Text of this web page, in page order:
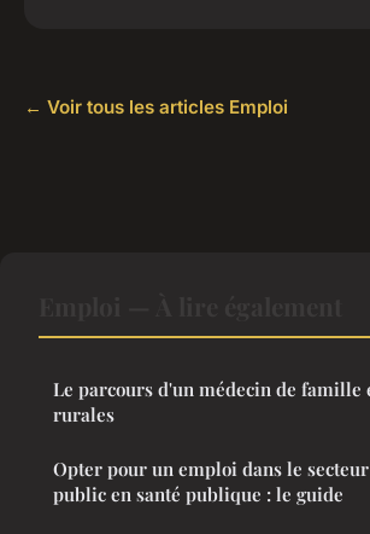
← Voir tous les articles Emploi
Le parcours d'un médecin de famille
rurales
Opter pour un emploi dans le
public en santé publique : le guide